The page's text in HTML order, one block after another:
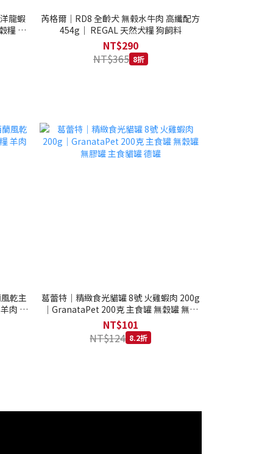
龍蝦
糧 4.1
芮格爾｜RD8 全齡犬 無榖水牛肉 高纖配方
454g｜ REGAL 天然犬糧 狗飼料
NT$290
NT$365 8折
乾主
肉 全
葛蕾特｜精緻食光貓罐 8號 火雞蝦肉 200g
｜GranataPet 200克 主食罐 無穀罐 無膠
罐 主食貓罐 德罐
NT$101
NT$124 8.2折